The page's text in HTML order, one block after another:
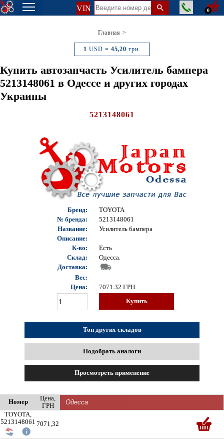
VIN 0
Главная >
1 USD = 45,20 грн.
Купить автозапчасть Усилитель бампера
5213148061 в Одессе и других городах
Украины
5213148061
Бренд:
TOYOTA
№ бренда:
5213148061
Название:
Усилитель бампера
Описание:
К-во:
Есть
Склад:
Одесса.
Доставка:
Вес:
Цена:
7071.32 ГРН.
Купить
Топ других складов
Подобрать аналоги
Просмотреть применение
Номер
Цена,
ГРН
TOYOTA,
5213148061 7071,32